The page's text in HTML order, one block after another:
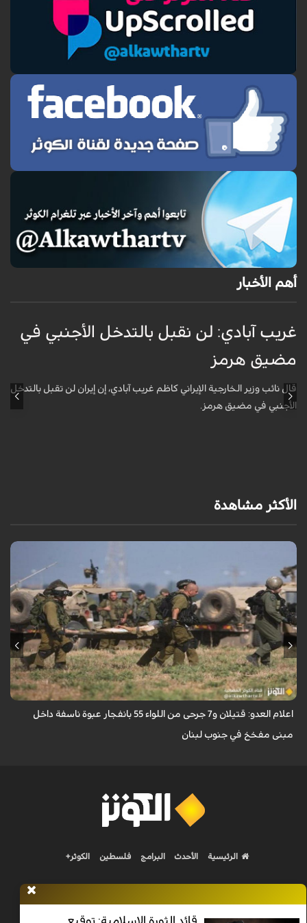
أهم الأخبار
غريب آبادي: لن نقبل بالتدخل الأجنبي في
مضيق هرمز
قال نائب وزير الخارجية الإيراني كاظم غريب آبادي، إن إيران لن تقبل بالتدخل
الأجنبي في مضيق هرمز.
الأكثر مشاهدة
اعلنت وسائل إعلام إسرائيليّة اليوم الاربعاء سقوط قتيلين و7 جرحى من اللواء 55
بانفجار عبوة ناسفة داخل مبنى مفخخ في جنوب لبنان.
اعلام العدو: قتيلان و7 جرحى من اللواء 55 بانفجار عبوة ناسفة داخل
مبنى مفخخ في جنوب لبنان
الرئيسية الأحدث البرامج فلسطين الكوثر+